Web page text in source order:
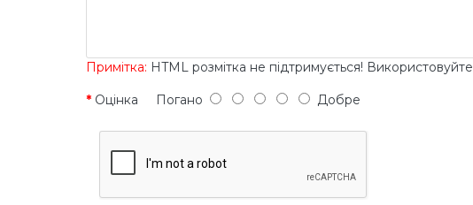
Примітка: HTML розмітка не підтримується!
Оцінка Погано Добре